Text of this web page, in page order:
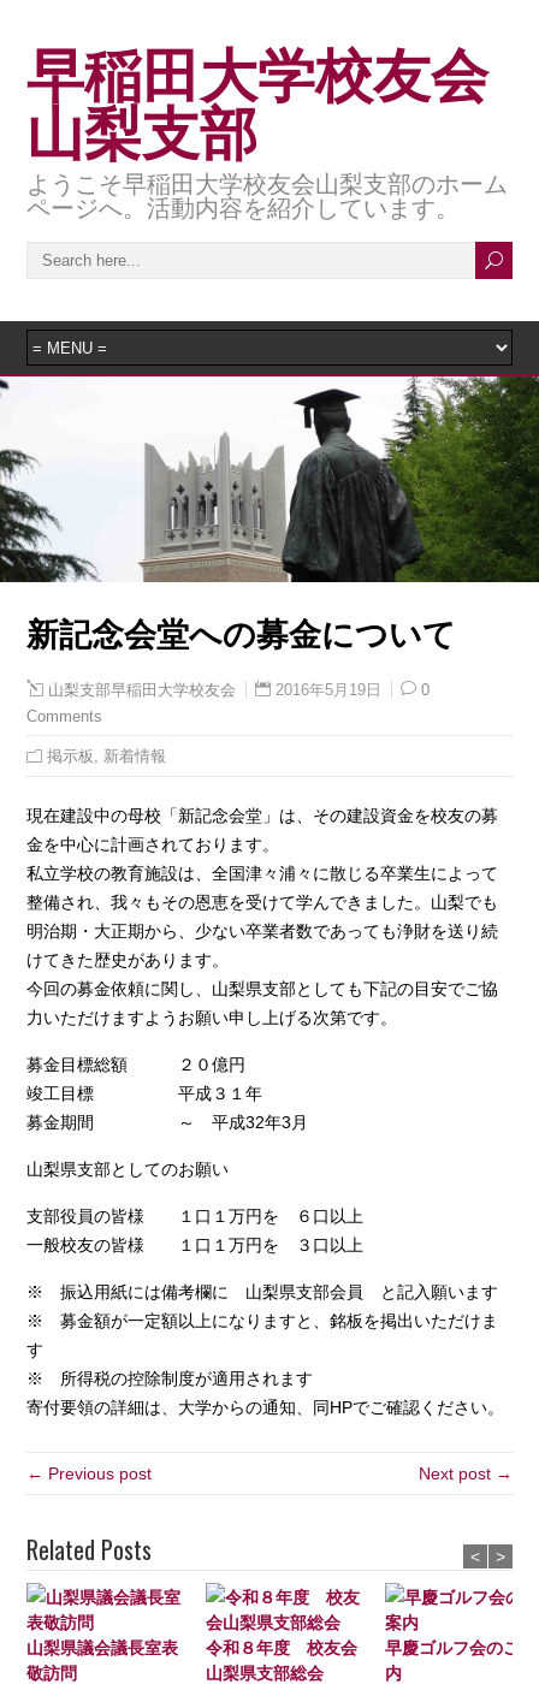
早稲田大学校友会
山梨支部
ようこそ早稲田大学校友会山梨支部のホーム
ページへ。活動内容を紹介しています。
新記念会堂への募金について
山梨支部早稲田大学校友会 2016年5月19日
0
Comments
掲示板 , 新着情報
現在建設中の母校「新記念会堂」は、その建設資金を校友の募
金を中心に計画されております。
私立学校の教育施設は、全国津々浦々に散じる卒業生によって
整備され、我々もその恩恵を受けて学んできました。山梨でも
明治期・大正期から、少ない卒業者数であっても浄財を送り続
けてきた歴史があります。
今回の募金依頼に関し、山梨県支部としても下記の目安でご協
力いただけますようお願い申し上げる次第です。
募金目標総額 ２０億円
竣工目標 平成３１年
募金期間 ～ 平成32年3月
山梨県支部としてのお願い
支部役員の皆様 １口１万円を ６口以上
一般校友の皆様 １口１万円を ３口以上
※ 振込用紙には備考欄に 山梨県支部会員 と記入願います
※ 募金額が一定額以上になりますと、銘板を掲出いただけま
す
※ 所得税の控除制度が適用されます
寄付要領の詳細は、大学からの通知、同HPでご確認ください。
← Previous post Next post →
Related Posts
山梨県議会議長室表
敬訪問
令和８年度 校友会
山梨県支部総会
早慶ゴルフ会のご案
内
< >